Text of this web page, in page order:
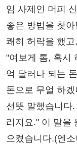
임 사제인 머피
좋은 방법을 찾
쾌히 허락을 했
"여보게 톰, 혹시
억 달러나 되는
돈으로 무얼 하
선뜻 말했습니다
리지요." 이 말을
으켰습니다.(엔